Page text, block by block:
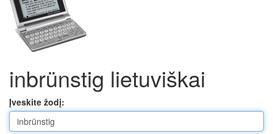
inbrünstig lietuviškai
Įveskite žodį: